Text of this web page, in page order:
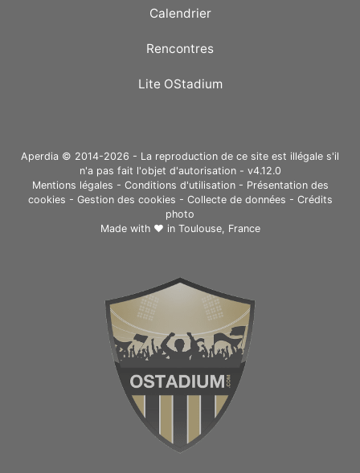
Calendrier
Rencontres
Lite OStadium
Aperdia © 2014-2026 - La reproduction de ce site est illégale s'il
n'a pas fait l'objet d'autorisation - v4.12.0
Mentions légales - Conditions d'utilisation- Présentation des
cookies - Gestion des cookies - Collecte de données - Crédits
photo
Made with ❤ in Toulouse, France